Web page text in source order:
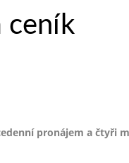
ceník
pronájem a čtyři